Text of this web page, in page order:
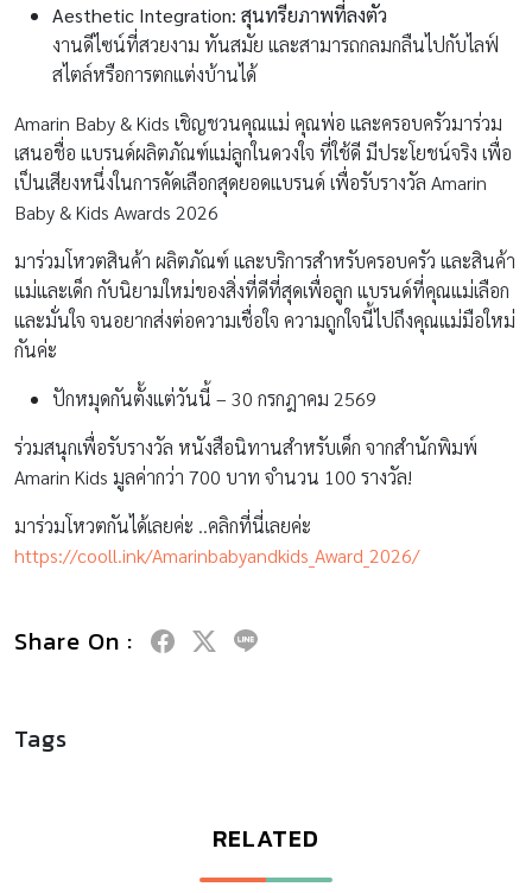
Aesthetic Integration: สุนทรียภาพที่ลงตัว
งานดีไซน์ที่สวยงาม ทันสมัย และสามารถกลมกลืนไปกับไลฟ์
สไตล์หรือการตกแต่งบ้านได้
Amarin Baby & Kids เชิญชวนคุณแม่ คุณพ่อ และครอบครัวมาร่วม
เสนอชื่อ แบรนด์ผลิตภัณฑ์แม่ลูกในดวงใจ ที่ใช้ดี มีประโยชน์จริง เพื่อ
เป็นเสียงหนึ่งในการคัดเลือกสุดยอดแบรนด์ เพื่อรับรางวัล Amarin
Baby & Kids Awards 2026
มาร่วมโหวตสินค้า ผลิตภัณฑ์ และบริการสำหรับครอบครัว และสินค้า
แม่และเด็ก กับนิยามใหม่ของสิ่งที่ดีที่สุดเพื่อลูก แบรนด์ที่คุณแม่เลือก
และมั่นใจ จนอยากส่งต่อความเชื่อใจ ความถูกใจนี้ไปถึงคุณแม่มือใหม่
กันค่ะ
ปักหมุดกันตั้งแต่วันนี้ – 30 กรกฎาคม 2569
ร่วมสนุกเพื่อรับรางวัล หนังสือนิทานสำหรับเด็ก จากสำนักพิมพ์
Amarin Kids มูลค่ากว่า 700 บาท จำนวน 100 รางวัล!
มาร่วมโหวตกันได้เลยค่ะ ..คลิกที่นี่เลยค่ะ
https://cooll.ink/Amarinbabyandkids_Award_2026/
Share On :
Tags
RELATED